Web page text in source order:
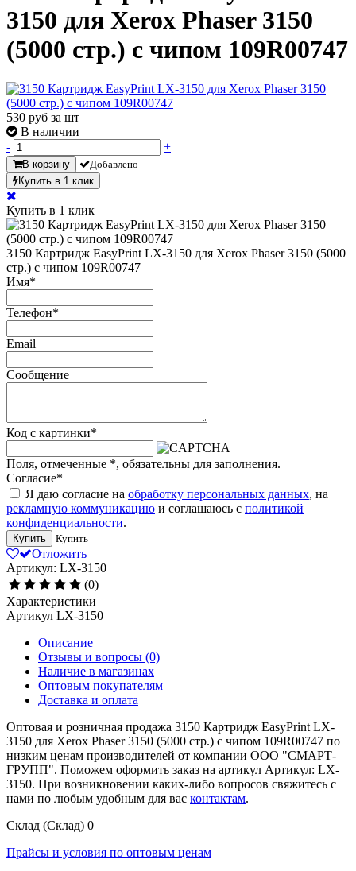
3150 для Xerox Phaser 3150
(5000 стр.) с чипом 109R00747
530 руб за шт
В наличии
-
+
В корзину
Добавлено
Купить в 1 клик
Купить в 1 клик
3150 Картридж EasyPrint LX-3150 для Xerox Phaser 3150 (5000
стр.) с чипом 109R00747
Имя*
Телефон*
Email
Сообщение
Код с картинки*
Поля, отмеченные *, обязательны для заполнения.
Согласие*
Я даю согласие на обработку персональных данных, на
рекламную коммуникацию и соглашаюсь с политикой
конфиденциальности.
Купить Купить
Отложить
Артикул: LX-3150
(0)
Характеристики
Артикул LX-3150
Описание
Отзывы и вопросы (0)
Наличие в магазинах
Оптовым покупателям
Доставка и оплата
Оптовая и розничная продажа 3150 Картридж EasyPrint LX-
3150 для Xerox Phaser 3150 (5000 стр.) с чипом 109R00747 по
низким ценам производителей от компании ООО "СМАРТ-
ГРУПП". Поможем оформить заказ на артикул Артикул: LX-
3150. При возникновении каких-либо вопросов свяжитесь с
нами по любым удобным для вас контактам.
Склад (Склад) 0
Прайсы и условия по оптовым ценам